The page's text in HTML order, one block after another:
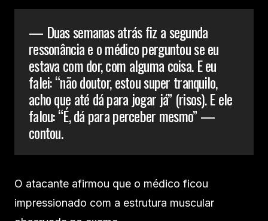
— Duas semanas atrás fiz a segunda
ressonância e o médico perguntou se eu
estava com dor, com alguma coisa. E eu
falei: “não doutor, estou super tranquilo,
acho que até dá para jogar já” (risos). E ele
falou: “É, dá para perceber mesmo” —
contou.
O atacante afirmou que o médico ficou
impressionado com a estrutura muscular